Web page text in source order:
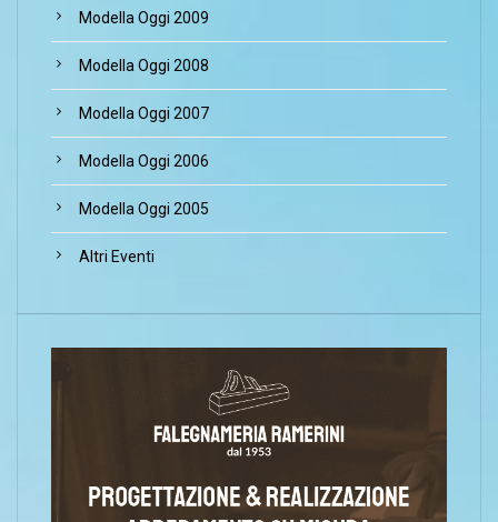
Modella Oggi 2009
Modella Oggi 2008
Modella Oggi 2007
Modella Oggi 2006
Modella Oggi 2005
Altri Eventi